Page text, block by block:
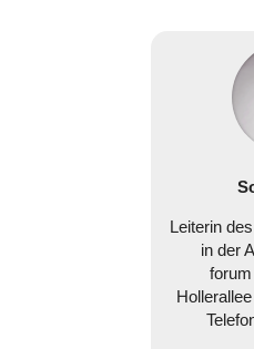
Leiterin
in der